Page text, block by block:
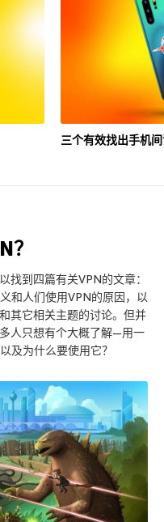
三个有效找出手机
？
找到四篇有关VPN的文章：
和人们使用VPN的原因，以
其它相关主题的讨论。但并
人只想有个大概了解—用一
及为什么要使用它？